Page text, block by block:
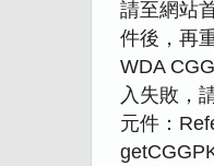
請至網站
件後，再
WDA
入失敗，
元件：